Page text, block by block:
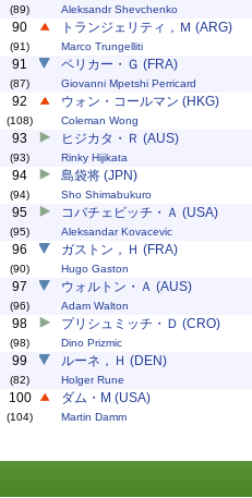
(89) Aleksandr Shevchenko
90
(91)
トランジェリティ，Ｍ (ARG)
Marco Trungelliti
91
(87)
ペリカー・Ｇ (FRA)
Giovanni Mpetshi Perricard
92
(108)
ウォン・コールマン (HKG)
Coleman Wong
93
(93)
ヒジカタ・Ｒ (AUS)
Rinky Hijikata
94
(94)
島袋将 (JPN)
Sho Shimabukuro
95
(95)
コバチェビッチ・Ａ (USA)
Aleksandar Kovacevic
96
(90)
ガストン，Ｈ (FRA)
Hugo Gaston
97
(96)
ウォルトン・Ａ (AUS)
Adam Walton
98
(98)
プリシュミッチ・Ｄ (CRO)
Dino Prizmic
99
(82)
ルーネ，Ｈ (DEN)
Holger Rune
100
(104)
ダム・M (USA)
Martin Damm